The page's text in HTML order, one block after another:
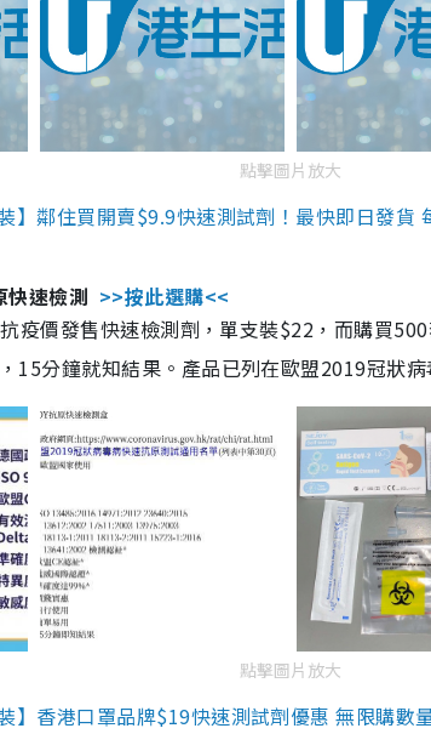
點擊圖片放大
】鄰住買開賣$9.9快速測試劑！最快即日發貨
快速檢測 >>按此選購<<
疫價發售快速檢測劑，單支裝$22，而購買
15分鐘就知結果。產品已列在歐盟2019冠狀
點擊圖片放大
】香港口罩品牌$19快速測試劑優惠 無限購數